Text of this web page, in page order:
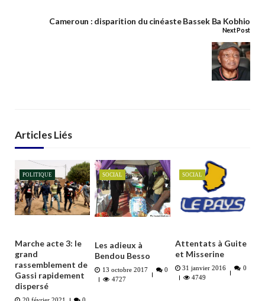
Cameroun : disparition du cinéaste Bassek Ba Kobhio
Next Post
Articles Liés
POLITIQUE
Marche acte 3: le
grand
rassemblement de
Gassi rapidement
dispersé
SOCIAL
Les adieux à
Bendou Besso
13 octobre 2017
0
4727
SOCIAL
Attentats à Guite
et Misserine
31 janvier 2016
0
4749